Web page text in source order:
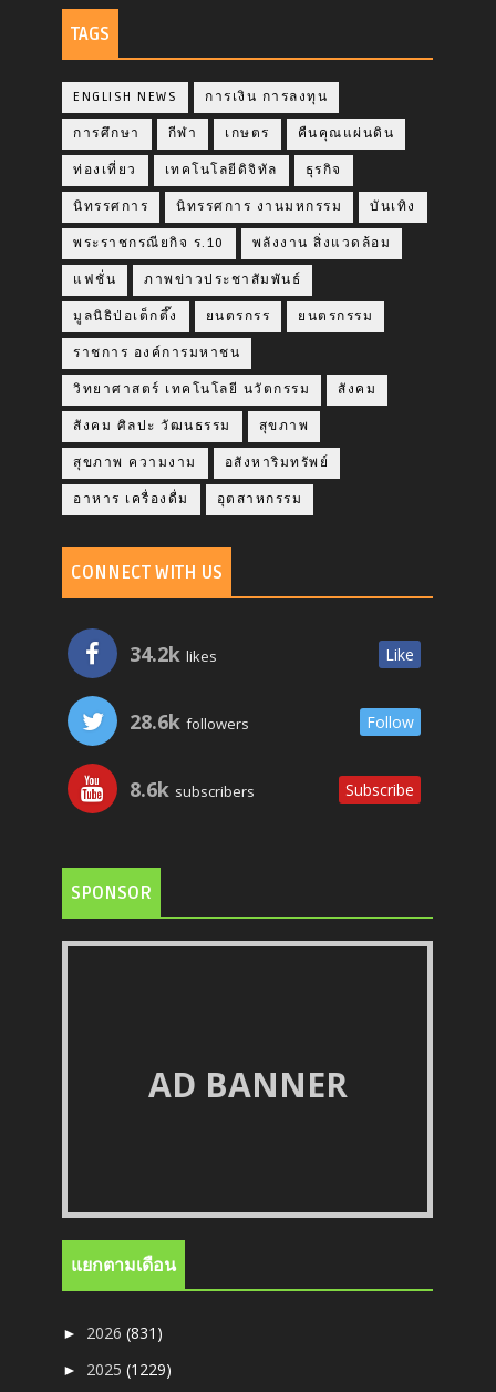
TAGS
ENGLISH NEWS การเงิน การลงทุน
การศึกษา กีฬา เกษตร คืนคุณแผ่นดิน
ท่องเที่ยว เทคโนโลยีดิจิทัล ธุรกิจ
นิทรรศการ นิทรรศการ งานมหกรรม บันเทิง
พระราชกรณียกิจ ร.10 พลังงาน สิ่งแวดล้อม
แฟชั่น ภาพข่าวประชาสัมพันธ์
มูลนิธิป่อเต็กตึ๊ง ยนตรกรร ยนตรกรรม
ราชการ องค์การมหาชน
วิทยาศาสตร์ เทคโนโลยี นวัตกรรม สังคม
สังคม ศิลปะ วัฒนธรรม สุขภาพ
สุขภาพ ความงาม อสังหาริมทรัพย์
อาหาร เครื่องดื่ม อุตสาหกรรม
CONNECT WITH US
34.2k likes Like
28.6k followers Follow
8.6k subscribers Subscribe
SPONSOR
AD BANNER
แยกตามเดือน
► 2026(831)
► 2025(1229)